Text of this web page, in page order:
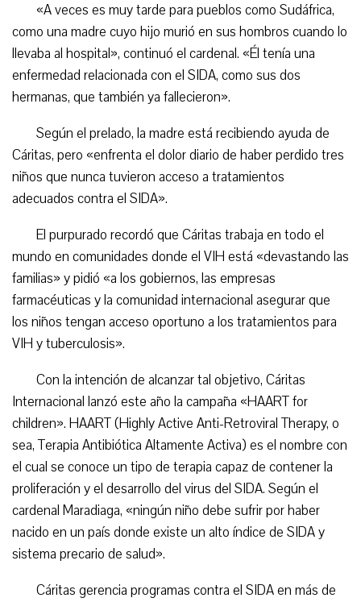
«A veces es muy tarde para pueblos como Sudáfrica,
como una madre cuyo hijo murió en sus hombros cuando lo
llevaba al hospital», continuó el cardenal. «Él tenía una
enfermedad relacionada con el SIDA, como sus dos
hermanas, que también ya fallecieron».
Según el prelado, la madre está recibiendo ayuda de
Cáritas, pero «enfrenta el dolor diario de haber perdido tres
niños que nunca tuvieron acceso a tratamientos
adecuados contra el SIDA».
El purpurado recordó que Cáritas trabaja en todo el
mundo en comunidades donde el VIH está «devastando las
familias» y pidió «a los gobiernos, las empresas
farmacéuticas y la comunidad internacional asegurar que
los niños tengan acceso oportuno a los tratamientos para
VIH y tuberculosis».
Con la intención de alcanzar tal objetivo, Cáritas
Internacional lanzó este año la campaña «HAART for
children». HAART (Highly Active Anti-Retroviral Therapy, o
sea, Terapia Antibiótica Altamente Activa) es el nombre con
el cual se conoce un tipo de terapia capaz de contener la
proliferación y el desarrollo del virus del SIDA. Según el
cardenal Maradiaga, «ningún niño debe sufrir por haber
nacido en un país donde existe un alto índice de SIDA y
sistema precario de salud».
Cáritas gerencia programas contra el SIDA en más de